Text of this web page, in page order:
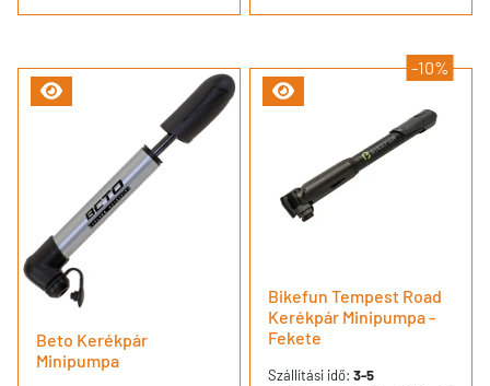
Beto Kerékpár
Minipumpa
-10%
Bikefun Tempest Road
Kerékpár Minipumpa -
Fekete
Szállítási idő: 3-5